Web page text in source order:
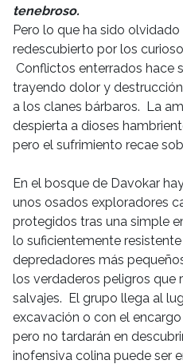
tenebroso.
Pero lo que ha sido
redescubierto por los
Conflictos enterrados hace
trayendo dolor y
a los clanes bárbaros. La
despierta a dioses
pero el sufrimiento recae
En el bosque de Davokar
unos osados exploradores
protegidos tras una simple
lo suficientemente
depredadores más
los verdaderos peligros que
salvajes. El grupo llega al
excavación o con el
pero no tardarán en
inofensiva colina puede ser